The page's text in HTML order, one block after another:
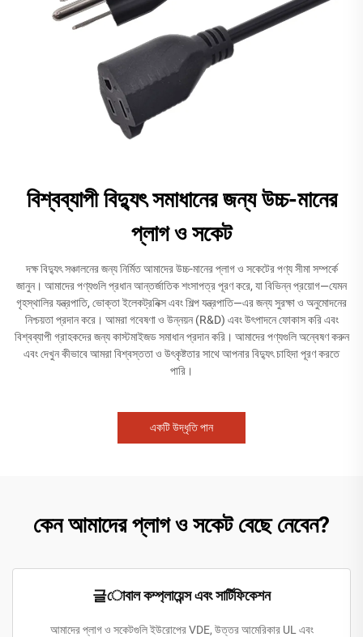
বিশ্বব্যাপী বিদ্যুৎ সমাধানের জন্য উচ্চ-মানের
প্লাগ ও সকেট
দক্ষ বিদ্যুৎ সঞ্চালনের জন্য নির্মিত আমাদের উচ্চ-মানের প্লাগ ও সকেটের পণ্য সীমা সম্পর্কে
জানুন। আমাদের পণ্যগুলি প্রধান আন্তর্জাতিক শংসাপত্র পূরণ করে, যা বিভিন্ন প্রয়োগ—যেমন
গৃহস্থালির যন্ত্রপাতি, ভোক্তা ইলেকট্রনিক্স এবং শিল্প যন্ত্রপাতি—এর জন্য সুরক্ষা ও অনুমোদনের
নিশ্চয়তা প্রদান করে। আমরা গবেষণা ও উন্নয়ন (R&D) এবং উৎপাদনে ফোকাস করি এবং
বিশ্বব্যাপী গ্রাহকদের জন্য কাস্টমাইজড সমাধান প্রদান করি। আমাদের পণ্যগুলি অন্বেষণ করুন
এবং দেখুন কীভাবে আমরা বিশ্বস্ততা ও উৎকৃষ্টতার সাথে আপনার বিদ্যুৎ চাহিদা পূরণ করতে
পারি।
একটি উদ্ধৃতি পান
কেন আমাদের প্লাগ ও সকেট বেছে নেবেন?
글োবাল কম্প্লায়েন্স এবং সার্টিফিকেশন
আমাদের প্লাগ ও সকেটগুলি ইউরোপের VDE, উত্তর আমেরিকার UL এবং